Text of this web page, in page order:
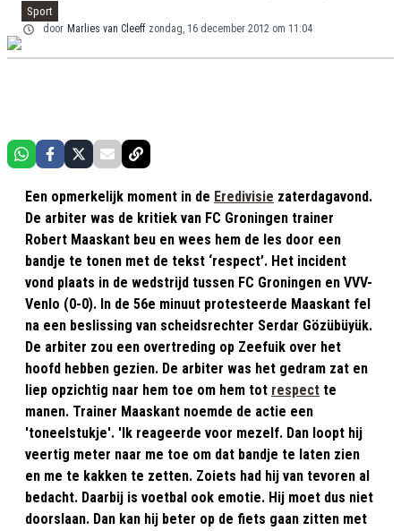
Sport
door Marlies van Cleeff zondag, 16 december 2012 om 11:04
Een opmerkelijk moment in de Eredivisie zaterdagavond.
De arbiter was de kritiek van FC Groningen trainer
Robert Maaskant beu en wees hem de les door een
bandje te tonen met de tekst ‘respect’. Het incident
vond plaats in de wedstrijd tussen FC Groningen en VVV-
Venlo (0-0). In de 56e minuut protesteerde Maaskant fel
na een beslissing van scheidsrechter Serdar Gözübüyük.
De arbiter zou een overtreding op Zeefuik over het
hoofd hebben gezien. De arbiter was het gedram zat en
liep opzichtig naar hem toe om hem tot respect te
manen. Trainer Maaskant noemde de actie een
'toneelstukje'. 'Ik reageerde voor mezelf. Dan loopt hij
veertig meter naar me toe om dat bandje te laten zien
en me te kakken te zetten. Zoiets had hij van tevoren al
bedacht. Daarbij is voetbal ook emotie. Hij moet dus niet
doorslaan. Dan kan hij beter op de fiets gaan zitten met